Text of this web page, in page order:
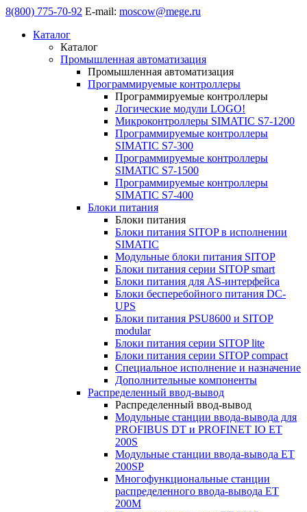
8(800) 775-70-92 E-mail: moscow@mege.ru
Каталог
Каталог
Промышленная автоматизация
Промышленная автоматизация
Программируемые контроллеры
Программируемые контроллеры
Логические модули LOGO!
Микроконтроллеры SIMATIC S7-1200
Программируемые контроллеры
SIMATIC S7-300
Программируемые контроллеры
SIMATIC S7-1500
Программируемые контроллеры
SIMATIC S7-400
Блоки питания
Блоки питания
Блоки питания SITOP в исполнении
SIMATIC
Модульные блоки питания SITOP
Блоки питания серии SITOP smart
Блоки питания для AS-интерфейса
Блоки бесперебойного питания DC-
UPS
Блоки питания PSU8600 и SITOP
modular
Блоки питания серии SITOP lite
Блоки питания серии SITOP compact
Специальное исполнение и назначение
Дополнительные компоненты
Распределенный ввод-вывод
Распределенный ввод-вывод
Модульные станции ввода-вывода для
PROFIBUS DT и PROFINET IO ET
200S
Модульные станции ввода-вывода ET
200SP
Многофункциональные станции
распределенного ввода-вывода ET
200M